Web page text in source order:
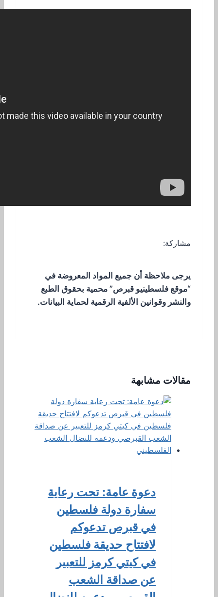
مشاركة:
يرجى ملاحظة أن جميع المواد المعروضة في
“موقع فلسطينيو قبرص” محمية بحقوق الطبع
والنشر وقوانين الألفية الرقمية لحماية البيانات.
مقالات مشابهة
دعوة عامة: تحت رعاية
سفارة دولة فلسطين
في قبرص تدعوكم
لافتتاح حديقة فلسطين
في كيتي كرمز للتعبير
عن صداقة الشعب